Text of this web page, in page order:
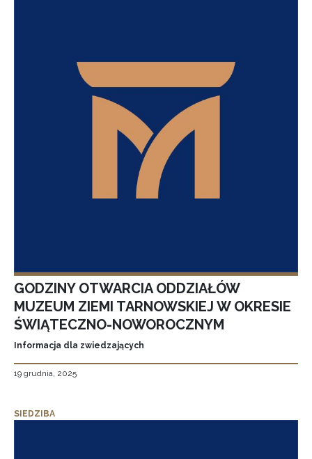
GODZINY OTWARCIA ODDZIAŁÓW
MUZEUM ZIEMI TARNOWSKIEJ W OKRESIE
ŚWIĄTECZNO-NOWOROCZNYM
Informacja dla zwiedzających
19 grudnia, 2025
SIEDZIBA